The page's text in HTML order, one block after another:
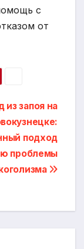
с
от
из запоя на
подход
проблемы